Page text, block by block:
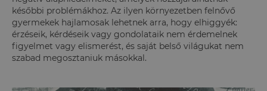
későbbi problémákhoz. Az ilyen környezetben felnővő
gyermekek hajlamosak lehetnek arra, hogy elhiggyék:
érzéseik, kérdéseik vagy gondolataik nem érdemelnek
figyelmet vagy elismerést, és saját belső világukat nem
szabad megosztaniuk másokkal.